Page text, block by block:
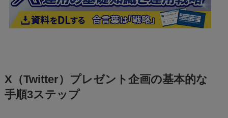
X（Twitter）プレゼント企画の基本的な
手順3ステップ